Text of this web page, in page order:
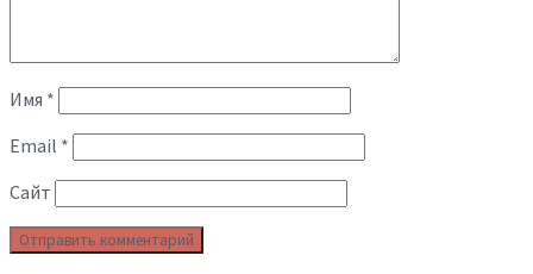
Имя *
Email *
Сайт